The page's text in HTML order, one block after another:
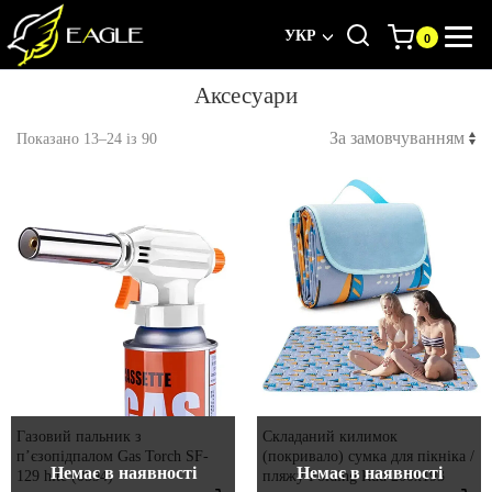
УКР
Аксесуари
Показано 13–24 із 90
Газовий пальник з
п’єзопідпалом Gas Torch SF-
129 hite (0594)
Немає в наявності
Складаний килимок
(покривало) сумка для пікніка /
пляжу Folding Rud 200х193
Немає в наявності